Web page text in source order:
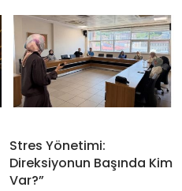
Stres Yönetimi:
Direksiyonun Başında Kim
Var?”